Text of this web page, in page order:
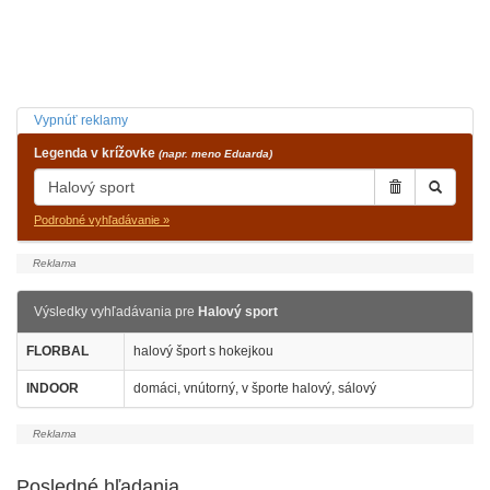
Vypnúť reklamy
Legenda v krížovke (napr. meno Eduarda)
Podrobné vyhľadávanie »
Výsledky vyhľadávania pre Halový sport
FLORBAL halový šport s hokejkou
INDOOR domáci, vnútorný, v športe halový, sálový